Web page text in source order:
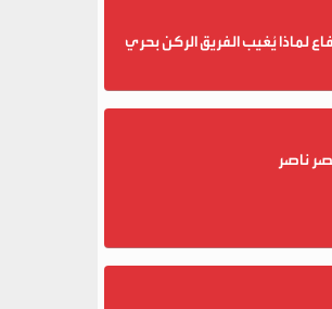
لماذا يُغيب الفريق الركن بحري
ناصر